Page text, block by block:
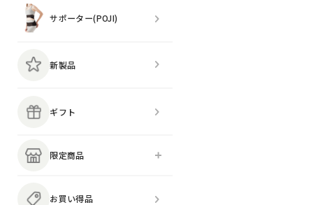
サポーター(POJI)
新製品
ギフト
限定商品
お買い得品